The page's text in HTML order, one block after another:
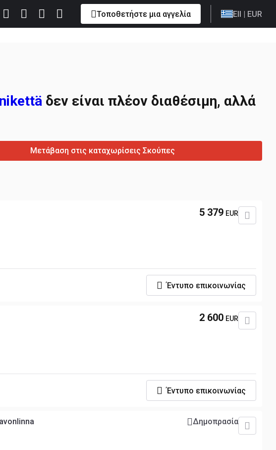
Τοποθετήστε μια αγγελία Ell | EUR
δεν είναι πλέον διαθέσιμη, αλλά
Μετάβαση στις καταχωρίσεις Σκούπες
5 379 EUR
Έντυπο επικοινωνίας
2 600 EUR
Έντυπο επικοινωνίας
Δημοπρασία